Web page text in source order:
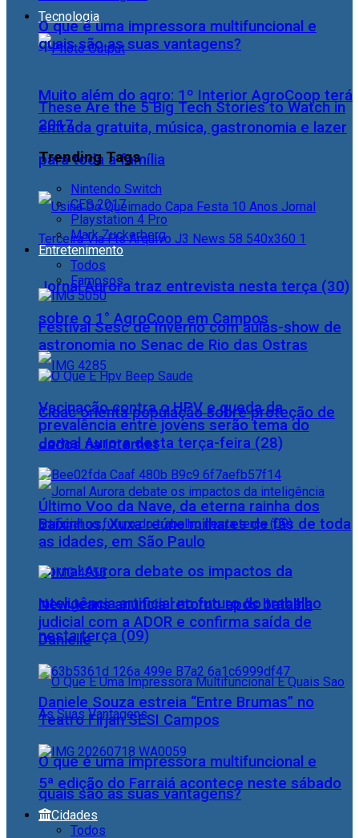
Tecnologia
Muito além do agro: 1º Interior AgroCoop terá
entrada gratuita, música, gastronomia e lazer
para toda a família
Jornal Aurora traz entrevista nesta terça (30)
sobre o 1° AgroCoop em Campos
Cidac orienta população sobre proteção de
dados na internet
Jornal Aurora debate os impactos da
inteligência artificial no futuro do trabalho
nesta terça (09)
O que é uma impressora multifuncional e
quais são as suas vantagens?
O que é uma impressora multifuncional e
quais são as suas vantagens?
These Are the 5 Big Tech Stories to Watch in
2017
Trending Tags
Nintendo Switch
CES 2017
Playstation 4 Pro
Mark Zuckerberg
Entretenimento
Todos
Famosos
Festival Sesc de Inverno com aulas-show de
astronomia no Senac de Rio das Ostras
Vacinação contra o HPV e queda da
prevalência entre jovens serão tema do
Jornal Aurora desta terça-feira (28)
Último Voo da Nave, da eterna rainha dos
Baixinhos, Xuxa reúne milhares de fãs de toda
as idades, em São Paulo
NewJeans anuncia retorno após batalha
judicial com a ADOR e confirma saída de
Danielle
Daniele Souza estreia “Entre Brumas” no
Teatro Firjan SESI Campos
5ª edição do Farraiá acontece neste sábado
Cidades
Todos